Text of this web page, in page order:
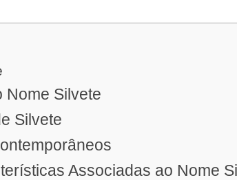
Nome Silvete
Silvete
Associadas ao Nome